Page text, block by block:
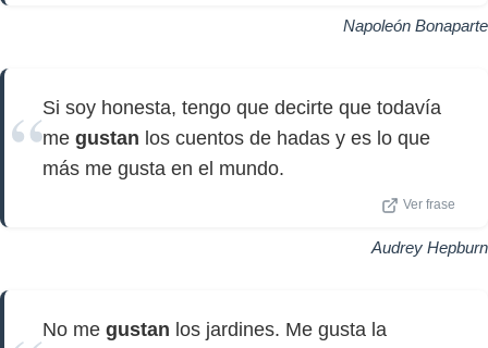
Napoleón Bonaparte
Si soy honesta, tengo que decirte que todavía
me gustan los cuentos de hadas y es lo que
más me gusta en el mundo.
Ver frase
Audrey Hepburn
No me gustan los jardines. Me gusta la